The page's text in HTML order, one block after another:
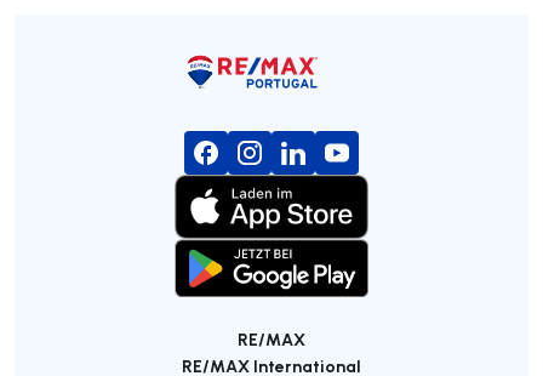
RE/MAX
RE/MAX International